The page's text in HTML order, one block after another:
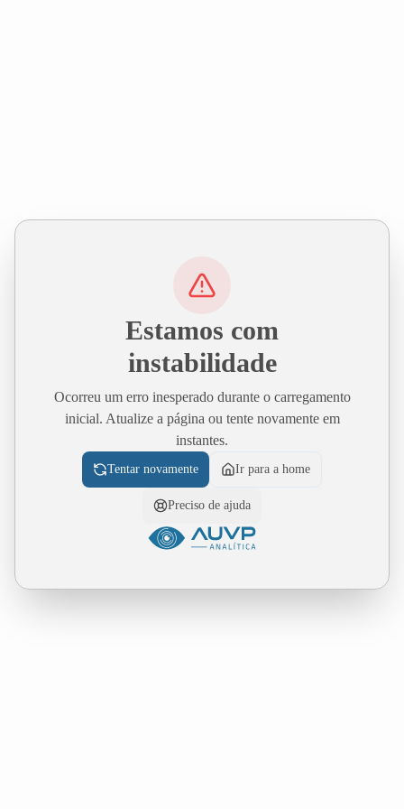
Estamos com
instabilidade
Ocorreu um erro inesperado durante o carregamento
inicial. Atualize a página ou tente novamente em
instantes.
Tentar novamente Ir para a home
Preciso de ajuda